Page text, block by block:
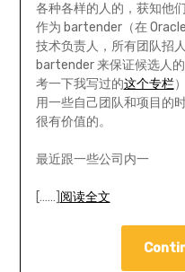
各种各样的人的，获知他
作为 bartender（在
技术负责人，所有团队招
bartender 来保证候选人
考一下我写过的这个专栏
用一些自己团队和项目的
很有价值的。
最近跟一些公司内一
[……] 阅读全文